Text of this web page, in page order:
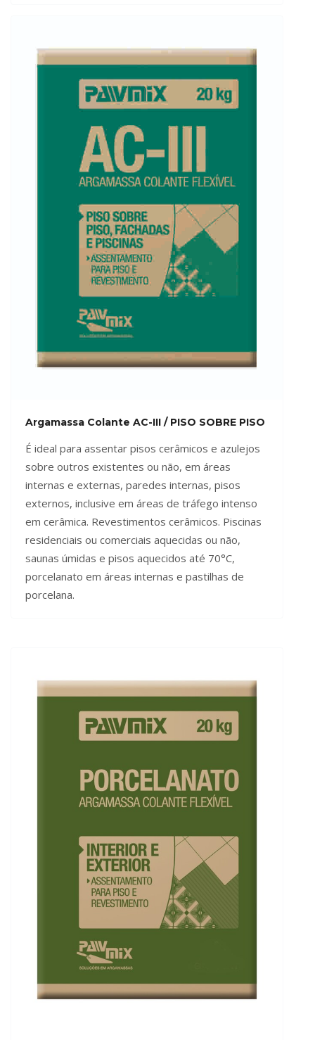
Argamassa Colante AC-III / PISO SOBRE PISO
É ideal para assentar pisos cerâmicos e azulejos
sobre outros existentes ou não, em áreas
internas e externas, paredes internas, pisos
externos, inclusive em áreas de tráfego intenso
em cerâmica. Revestimentos cerâmicos. Piscinas
residenciais ou comerciais aquecidas ou não,
saunas úmidas e pisos aquecidos até 70°C,
porcelanato em áreas internas e pastilhas de
porcelana.